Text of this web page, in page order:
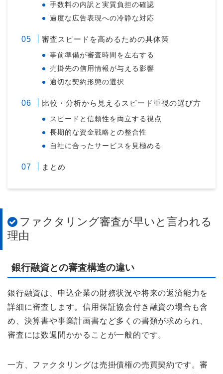
手数料の内訳と実質負担の確認
過度な広告表現への冷静な対応
審査スピードを高めるための具体策
事前準備が審査時間を左右する
売掛先の信用情報が与える影響
適切な契約形態の選択
比較・分析から見えるスピード重視の選び方
スピードと信頼性を両立する視点
長期的な資金戦略との整合性
自社に合ったサービスを見極める
まとめ
ファクタリング審査が早いと言われる
理由
銀行融資との審査構造の違い
銀行融資は、申込企業の財務状況や将来の返済能力を
詳細に審査します。信用保証協会付き融資の場合も含
め、決算書や事業計画書など多くの書類が求められ、
審査には数週間かかることが一般的です。
一方、ファクタリングは売掛債権の売買契約です。審